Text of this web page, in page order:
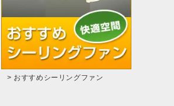
> おすすめシーリングファン